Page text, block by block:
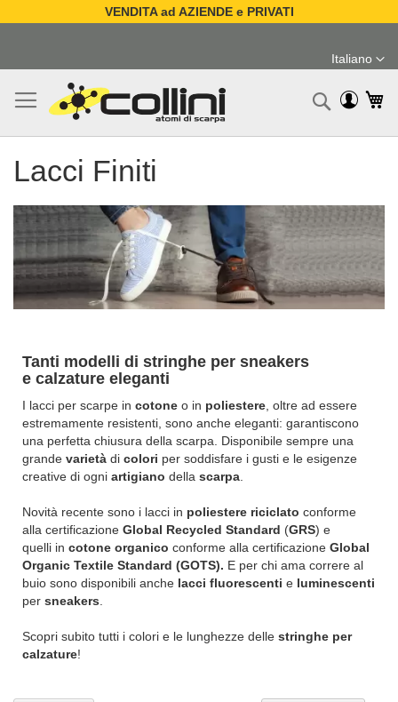
VENDITA ad AZIENDE e PRIVATI
contenuto
Lingua
Italiano
Lacci Finiti
Tanti modelli di stringhe per sneakers
e calzature eleganti
I lacci per scarpe in cotone o in poliestere , oltre ad essere
estremamente resistenti, sono anche eleganti: garantiscono
una perfetta chiusura della scarpa. Disponibile sempre una
grande varietà di colori per soddisfare i gusti e le esigenze
creative di ogni artigiano della scarpa
Novità recente sono i lacci in poliestere riciclato conforme
alla certificazione Global Recycled Standard (GRS) e
quelli in cotone organico conforme alla certificazione Global
Organic Textile Standard (GOTS). E per chi ama correre al
buio sono disponibili anche lacci fluorescenti e luminescenti
per sneakers
Scopri subito tutti i colori e le lunghezze delle stringhe per
calzature!